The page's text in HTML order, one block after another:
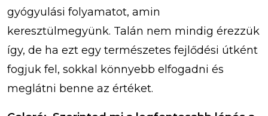
gyógyulási folyamatot, amin
keresztülmegyünk. Talán nem mindig érezzük
így, de ha ezt egy természetes fejlődési útként
fogjuk fel, sokkal könnyebb elfogadni és
meglátni benne az értéket.